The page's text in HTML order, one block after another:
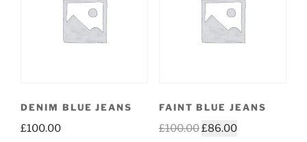
DENIM BLUE JEANS
£100.00
FAINT BLUE JEANS
£100.00£86.00